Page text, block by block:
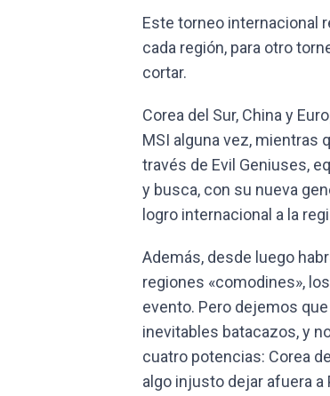
Este torneo internacional
cada región, para otro
cortar.
Corea del Sur, China y
MSI alguna vez, mientras
través de Evil Geniuses,
y busca, con su nueva
logro internacional a la
Además, desde luego
regiones «comodines»,
evento. Pero dejemos
inevitables batacazos, y
cuatro potencias: Corea
algo injusto dejar afuera a